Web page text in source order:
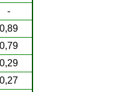
-
0,89
0,79
0,29
0,27